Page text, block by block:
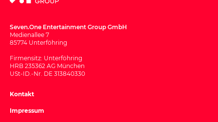
Seven.One Entertainment Group GmbH
Medienallee 7
85774 Unterföhring
Firmensitz: Unterföhring
HRB 235362 AG München
USt-ID.-Nr. DE 313840330
Kontakt
Impressum